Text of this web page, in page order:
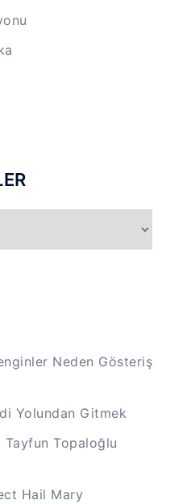
Neden Gösteriş
Yolundan Gitmek
Tayfun Topaloğlu
Hail Mary